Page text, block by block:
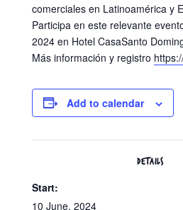
comerciales en Latinoamérica y
Participa en este relevante
2024 en Hotel CasaSanto
Más información y registro
Add to calendar
DETAILS
Start:
10 June, 2024